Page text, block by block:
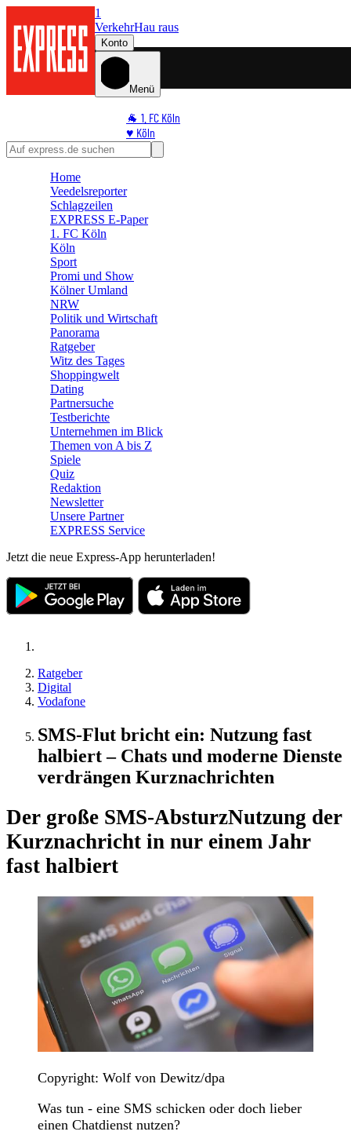
1
VerkehrHau raus
Konto
Menü
🐐 1. FC Köln
♥️ Köln
⭐ Promi
🛒 Shoppingwelt
Home
Veedelsreporter
Schlagzeilen
EXPRESS E-Paper
1. FC Köln
Köln
Sport
Promi und Show
Kölner Umland
NRW
Politik und Wirtschaft
Panorama
Ratgeber
Witz des Tages
Shoppingwelt
Dating
Partnersuche
Testberichte
Unternehmen im Blick
Themen von A bis Z
Spiele
Quiz
Redaktion
Newsletter
Unsere Partner
EXPRESS Service
Jetzt die neue Express-App herunterladen!
Ratgeber
Digital
Vodafone
SMS-Flut bricht ein: Nutzung fast
halbiert – Chats und moderne Dienste
verdrängen Kurznachrichten
Der große SMS-AbsturzNutzung der
Kurznachricht in nur einem Jahr
fast halbiert
Copyright: Wolf von Dewitz/dpa
Was tun - eine SMS schicken oder doch lieber
einen Chatdienst nutzen?